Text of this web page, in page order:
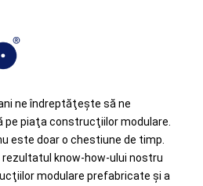
ne îndreptăţeşte să ne
piaţa construcţiilor modulare.
este doar o chestiune de timp.
know-how-ului nostru
modulare prefabricate şi a